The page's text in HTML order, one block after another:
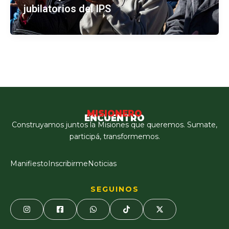
jubilatorios del IPS
ENCUENTRO
MISIONERO
Construyamos juntos la Misiones que queremos. Sumate,
participá, transformemos.
ManifiestoInscribirmeNoticias
SEGUINOS